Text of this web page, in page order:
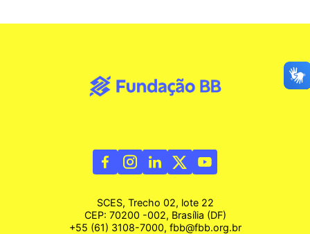
SCES, Trecho 02, lote 22
CEP: 70200 -002, Brasília (DF)
+55 (61) 3108-7000, fbb@fbb.org.br